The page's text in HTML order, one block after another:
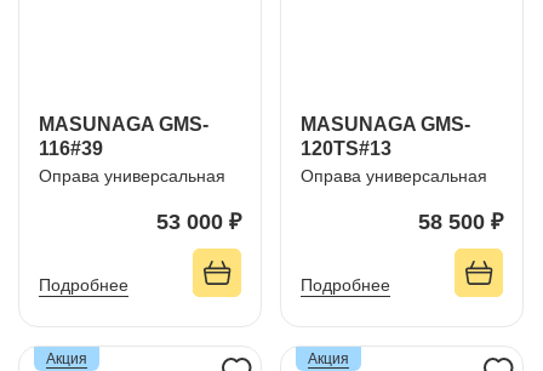
MASUNAGA GMS-
116#39
Оправа универсальная
53 000 ₽
Подробнее
MASUNAGA GMS-
120TS#13
Оправа универсальная
58 500 ₽
Подробнее
Акция Акция